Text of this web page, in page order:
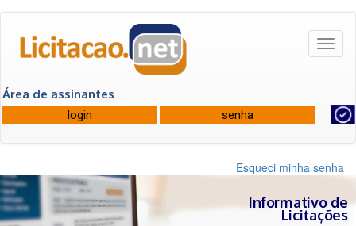
Área de assinantes
Esqueci minha senha
Informativo de
Licitações